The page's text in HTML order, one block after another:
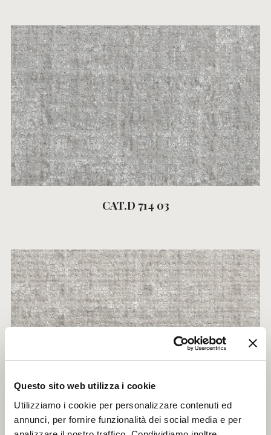
Questo sito web utilizza i cookie
Utilizziamo i cookie per personalizzare contenuti ed
annunci, per fornire funzionalità dei social media e per
CAT.D 714 03
CAT.D 714 04